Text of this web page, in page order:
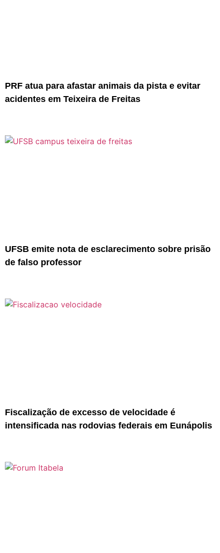
PRF atua para afastar animais da pista e evitar
acidentes em Teixeira de Freitas
UFSB emite nota de esclarecimento sobre prisão
de falso professor
Fiscalização de excesso de velocidade é
intensificada nas rodovias federais em Eunápolis